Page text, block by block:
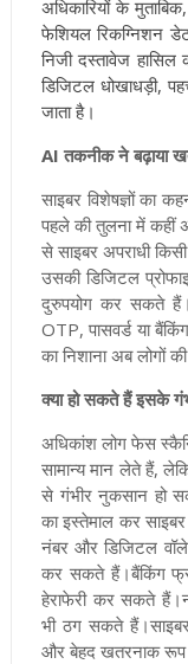
अधिकारियों के
फेशियल रिकग्निशन
निजी दस्तावेज हासिल
डिजिटल धोखाधड़ी,
जाता है।
AI तकनीक ने बढ़ाया
साइबर विशेषज्ञों का
पहले की तुलना में कहीं
से साइबर अपराधी
उसकी डिजिटल
दुरुपयोग कर सकते
OTP, पासवर्ड या
का निशाना अब लोगों
क्या हो सकते हैं इसके
अधिकांश लोग फेस
सामान्य मान लेते हैं,
से गंभीर नुकसान हो
का इस्तेमाल कर
नंबर और डिजिटल
कर सकते हैं।बैंकिंग
हेराफेरी कर सकते
भी ठग सकते
और बेहद खतरनाक रूप